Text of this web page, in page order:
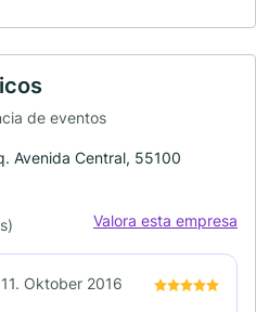
de eventos
Avenida Central, 55100
Valora esta empresa
11. Oktober 2016